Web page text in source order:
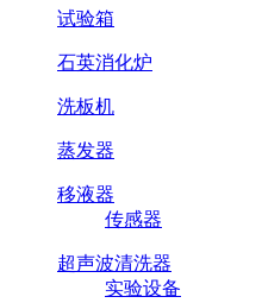
试验箱
石英消化炉
洗板机
蒸发器
移液器
传感器
超声波清洗器
实验设备